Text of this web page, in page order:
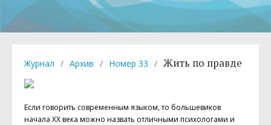
Журнал / Архив / Номер 33 / Жить по правде
Если говорить современным языком, то большевиков
начала ХХ века можно назвать отличными психологами и